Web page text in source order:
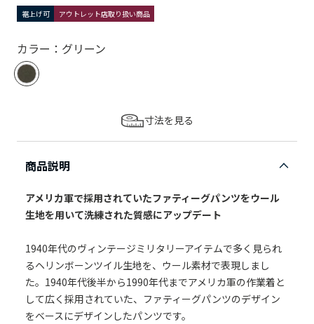
裾上げ可 アウトレット店取り扱い商品
カラー：グリーン
寸法を見る
商品説明
アメリカ軍で採用されていたファティーグパンツをウール
生地を用いて洗練された質感にアップデート
1940年代のヴィンテージミリタリーアイテムで多く見られ
るヘリンボーンツイル生地を、ウール素材で表現しまし
た。1940年代後半から1990年代までアメリカ軍の作業着と
して広く採用されていた、ファティーグパンツのデザイン
をベースにデザインしたパンツです。